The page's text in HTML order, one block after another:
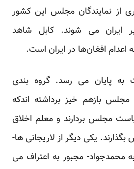
از نمایندگان مجلس این کشور
ایران می شوند. کابل شاهد
اعدام افغان‌ها در ایران است.
به پایان می رسد. گروه بندی
بازهم خیز برداشته اندکه
مجلس بردارند و معلم اخلاق
بگذارند. یکی دیگر از لاریجانی ها-
محمدجواد- مجبور به اعتراف می